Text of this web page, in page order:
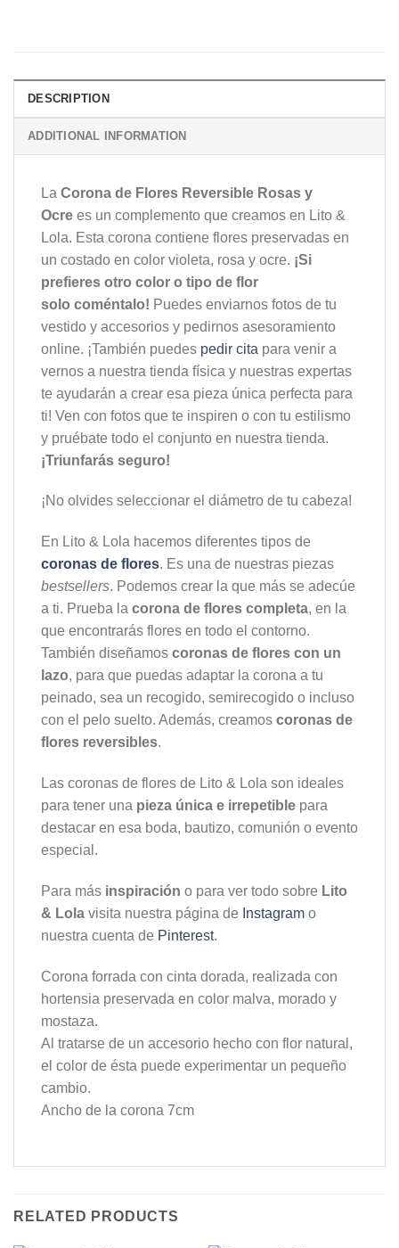
DESCRIPTION
ADDITIONAL INFORMATION
La Corona de Flores Reversible Rosas y
Ocre es un complemento que creamos en Lito &
Lola. Esta corona contiene flores preservadas en
un costado en color violeta, rosa y ocre. ¡Si
prefieres otro color o tipo de flor
solo coméntalo! Puedes enviarnos fotos de tu
vestido y accesorios y pedirnos asesoramiento
online. ¡También puedes pedir cita para venir a
vernos a nuestra tienda física y nuestras expertas
te ayudarán a crear esa pieza única perfecta para
ti! Ven con fotos que te inspiren o con tu estilismo
y pruébate todo el conjunto en nuestra tienda.
¡Triunfarás seguro!
¡No olvides seleccionar el diámetro de tu cabeza!
En Lito & Lola hacemos diferentes tipos de
coronas de flores. Es una de nuestras piezas
bestsellers. Podemos crear la que más se adecúe
a ti. Prueba la corona de flores completa, en la
que encontrarás flores en todo el contorno.
También diseñamos coronas de flores con un
lazo, para que puedas adaptar la corona a tu
peinado, sea un recogido, semirecogido o incluso
con el pelo suelto. Además, creamos coronas de
flores reversibles.
Las coronas de flores de Lito & Lola son ideales
para tener una pieza única e irrepetible para
destacar en esa boda, bautizo, comunión o evento
especial.
Para más inspiración o para ver todo sobre Lito
& Lola visita nuestra página de Instagram o
nuestra cuenta de Pinterest.
Corona forrada con cinta dorada, realizada con
hortensia preservada en color malva, morado y
mostaza.
Al tratarse de un accesorio hecho con flor natural,
el color de ésta puede experimentar un pequeño
cambio.
Ancho de la corona 7cm
RELATED PRODUCTS